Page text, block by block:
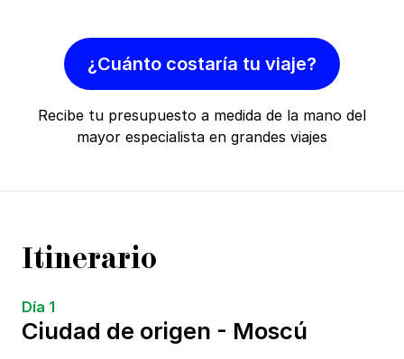
¿Cuánto costaría tu viaje?
Recibe tu presupuesto a medida de la mano del
mayor especialista en grandes viajes
Itinerario
Día 1
Ciudad de origen - Moscú